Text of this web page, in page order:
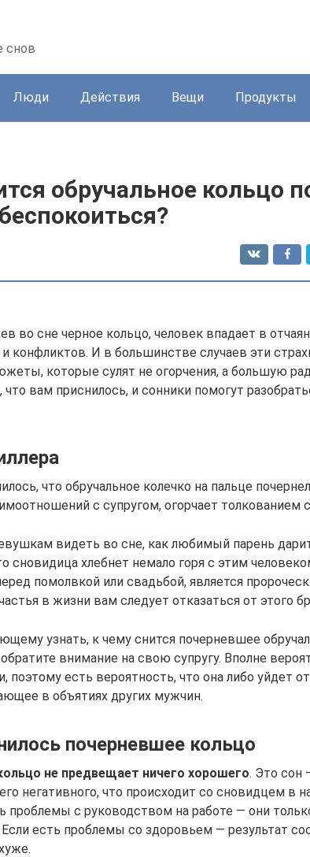
снов
Люди Действия Вещи Продукты
обручальное кольцо
во сне черное кольцо, человек впадает в
и конфликтов. И в большинстве случаев эти
которые сулят не огорчения, а большую
вам приснилось, и сонники помогут
что обручальное колечко на пальце
с супругом, огорчает толкованием
видеть во сне, как любимый парень
сновидица хлебнет немало горя с этим
помолвкой или свадьбой, является
в жизни вам следует отказаться от этого
узнать, к чему снится почерневшее
внимание на свою супругу. Вполне
поэтому есть вероятность, что она либо уйдет
в объятиях других мужчин.
почерневшее кольцо
не предвещает ничего хорошего. Это сон
негативного, что происходит со сновидцем в
проблемы с руководством на работе — они
Если есть проблемы со здоровьем — результат